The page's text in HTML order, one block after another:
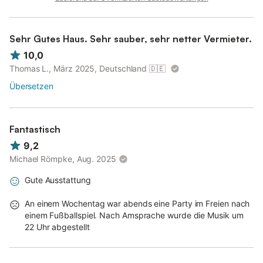
Wäschepaket wünschen, melden Sie dies bitte vorab beim
Schlüsselhalter an). Es ist ein (1) Hund mit einer Schulterhöhe bis
50 cm gestattet; für diesen werden EUR 10,00 pro Nacht
dies nach Buchungsabschluss beim Gastgber anzumelden.
Babybett für Kinder bis 3 Jahre werden kostenfrei zur
Sehr Gutes Haus. Sehr sauber, sehr netter Vermieter.
10,0
Thomas L., März 2025, Deutschland 🇩🇪
Übersetzen
Fantastisch
9,2
Michael Römpke, Aug. 2025
Gute Ausstattung
An einem Wochentag war abends eine Party im Freien nach
einem Fußballspiel. Nach Amsprache wurde die Musik um
22 Uhr abgestellt